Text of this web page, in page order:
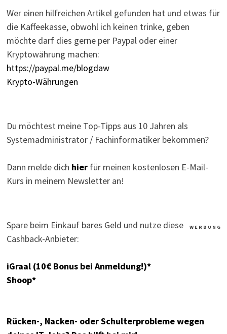
Wer einen hilfreichen Artikel gefunden hat und etwas für
die Kaffeekasse, obwohl ich keinen trinke, geben
möchte darf dies gerne per Paypal oder einer
Kryptowährung machen:
https://paypal.me/blogdaw
Krypto-Währungen
Du möchtest meine Top-Tipps aus 10 Jahren als
Systemadministrator / Fachinformatiker bekommen?
Dann melde dich hierfür meinen kostenlosen E-Mail-
Kurs in meinem Newsletter an!
W E R B U N G
Spare beim Einkauf bares Geld und nutze diese
Cashback-Anbieter:
iGraal (10€ Bonus bei Anmeldung!)*
Shoop*
Rücken-, Nacken- oder Schulterprobleme wegen